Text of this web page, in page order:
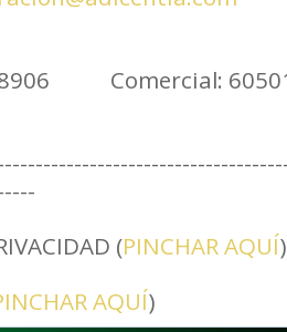
Comercial:
(PINCHAR AQUÍ)
AQUÍ)